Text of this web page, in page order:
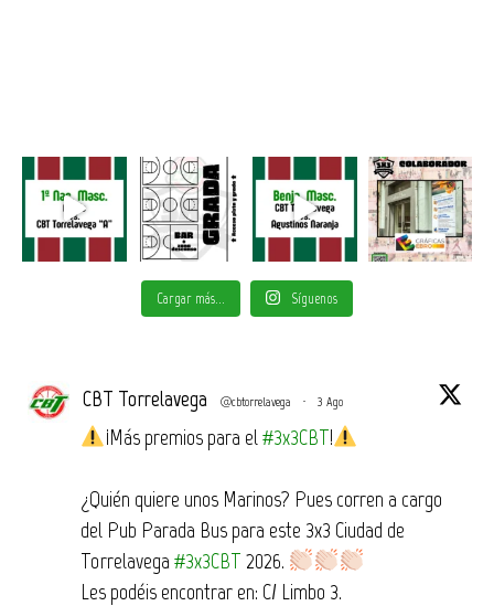
Cargar más... Síguenos
CBT Torrelavega @cbtorrelavega · 3 Ago
¡Más premios para el #3x3CBT!
¿Quién quiere unos Marinos? Pues corren a cargo
del Pub Parada Bus para este 3x3 Ciudad de
Torrelavega #3x3CBT 2026.
Les podéis encontrar en: C/ Limbo 3.